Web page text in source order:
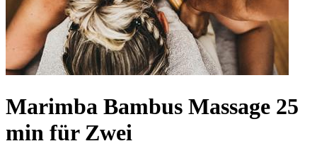
Marimba Bambus Massage 25
min für Zwei